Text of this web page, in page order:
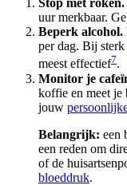
Stop met roken.
uur merkbaar.
Beperk alcohol.
per dag. Bij
meest effectief7.
Monitor je
koffie en meet
jouw
Belangrijk: een
een reden om
of de
bloeddruk.